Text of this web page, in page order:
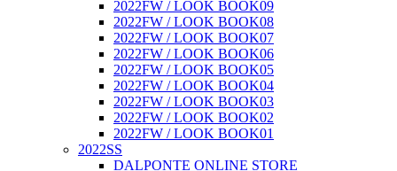
2022FW / LOOK BOOK09
2022FW / LOOK BOOK08
2022FW / LOOK BOOK07
2022FW / LOOK BOOK06
2022FW / LOOK BOOK05
2022FW / LOOK BOOK04
2022FW / LOOK BOOK03
2022FW / LOOK BOOK02
2022FW / LOOK BOOK01
2022SS
DALPONTE ONLINE STORE